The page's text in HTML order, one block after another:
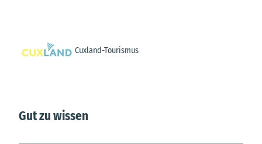
Cuxland-Tourismus
Gut zu wissen